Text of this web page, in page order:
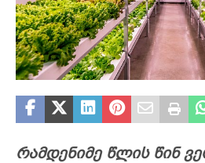
რამდენიმე წლის წინ